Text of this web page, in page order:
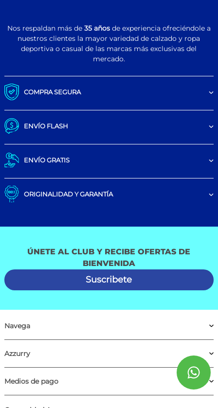
Nos respaldan más de 35 añosde experiencia ofreciéndole a
nuestros clientes la mayor variedad de calzado y ropa
deportiva o casual de las marcas más exclusivas del
mercado.
COMPRA SEGURA
ENVÍO FLASH
ENVÍO GRATIS
ORIGINALIDAD Y GARANTÍA
ÚNETE AL CLUB Y RECIBE OFERTAS DE
BIENVENIDA
Suscribete
Navega
Azzurry
Medios de pago